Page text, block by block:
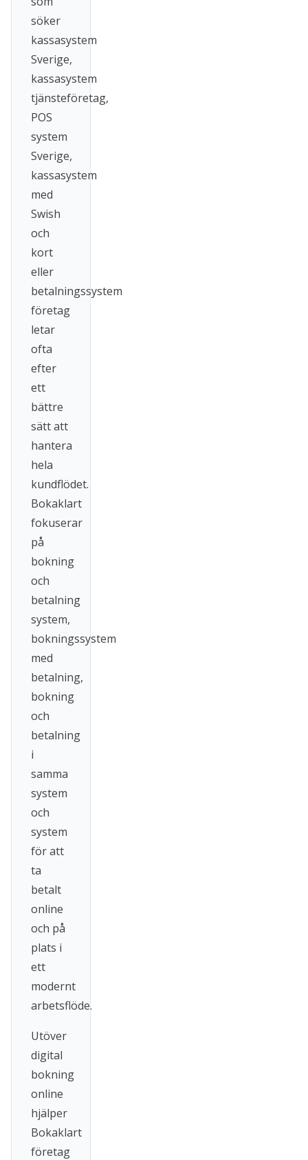
söker
kassasystem
Sverige,
kassasystem
tjänsteföretag,
POS
system
Sverige,
kassasystem
med
Swish
och
kort
eller
betalningssystem
företag
letar
ofta
efter
ett
bättre
sätt att
hantera
hela
kundflödet.
Bokaklart
fokuserar
på
bokning
och
betalning
system,
bokningssystem
med
betalning,
bokning
och
betalning
i
samma
system
och
system
för att
ta
betalt
online
och på
plats i
ett
modernt
arbetsflöde.
Utöver
digital
bokning
online
hjälper
Bokaklart
företag